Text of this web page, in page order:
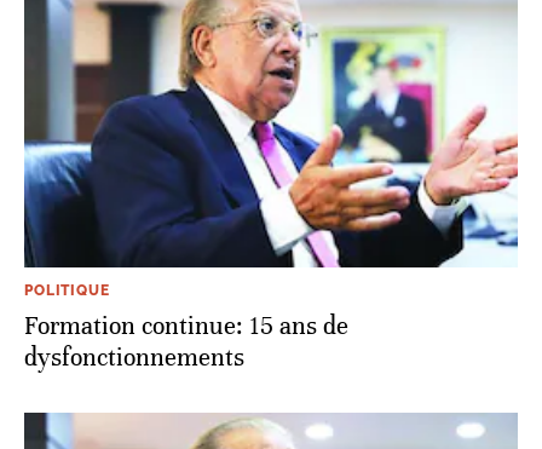
POLITIQUE
Formation continue: 15 ans de
dysfonctionnements